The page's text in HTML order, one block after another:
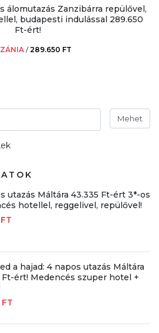
álomutazás Zanzibárra repülővel,
budapesti indulással 289.650
Ft-ért!
/289.650 FT
Mehet
utazás Máltára 43.335 Ft-ért 3*-os
hotellel, reggelivel, repülővel!
a hajad: 4 napos utazás Máltára
Ft-ért! Medencés szuper hotel +